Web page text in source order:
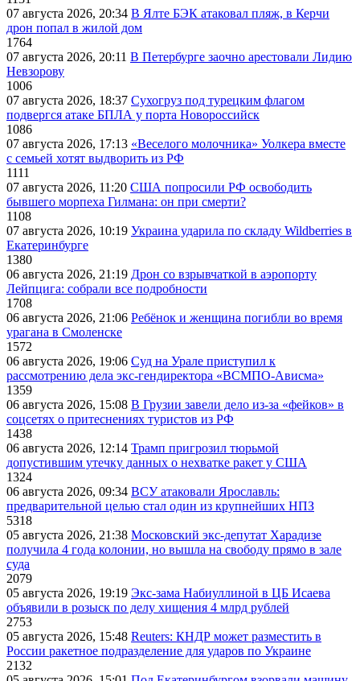
07 августа 2026, 20:34 В Ялте БЭК атаковал пляж, в Керчи
дрон попал в жилой дом
1764
07 августа 2026, 20:11 В Петербурге заочно арестовали Лидию
Невзорову
1006
07 августа 2026, 18:37 Сухогруз под турецким флагом
подвергся атаке БПЛА у порта Новороссийск
1086
07 августа 2026, 17:13 «Веселого молочника» Уолкера вместе
с семьей хотят выдворить из РФ
1111
07 августа 2026, 11:20 США попросили РФ освободить
бывшего морпеха Гилмана: он при смерти?
1108
07 августа 2026, 10:19 Украина ударила по складу Wildberries в
Екатеринбурге
1380
06 августа 2026, 21:19 Дрон со взрывчаткой в аэропорту
Лейпцига: собрали все подробности
1708
06 августа 2026, 21:06 Ребёнок и женщина погибли во время
урагана в Смоленске
1572
06 августа 2026, 19:06 Суд на Урале приступил к
рассмотрению дела экс-гендиректора «ВСМПО-Ависма»
1359
06 августа 2026, 15:08 В Грузии завели дело из-за «фейков» в
соцсетях о притеснениях туристов из РФ
1438
06 августа 2026, 12:14 Трамп пригрозил тюрьмой
допустившим утечку данных о нехватке ракет у США
1324
06 августа 2026, 09:34 ВСУ атаковали Ярославль:
предварительной целью стал один из крупнейших НПЗ
5318
05 августа 2026, 21:38 Московский экс-депутат Харадизе
получила 4 года колонии, но вышла на свободу прямо в зале
суда
2079
05 августа 2026, 19:19 Экс-зама Набиуллиной в ЦБ Исаева
объявили в розыск по делу хищения 4 млрд рублей
2753
05 августа 2026, 15:48 Reuters: КНДР может разместить в
России ракетное подразделение для ударов по Украине
2132